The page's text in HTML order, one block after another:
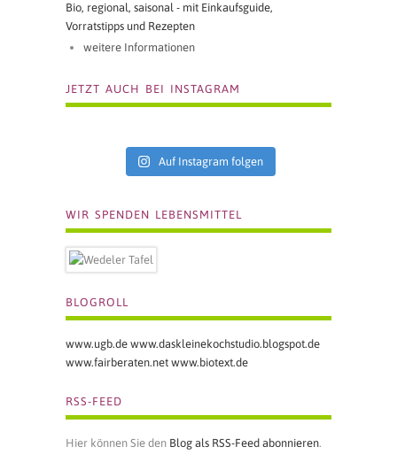
Bio, regional, saisonal - mit Einkaufsguide,
Vorratstipps und Rezepten
weitere Informationen
JETZT AUCH BEI INSTAGRAM
Auf Instagram folgen
WIR SPENDEN LEBENSMITTEL
BLOGROLL
www.ugb.de www.daskleinekochstudio.blogspot.de
www.fairberaten.net www.biotext.de
RSS-FEED
Hier können Sie den Blog als RSS-Feed abonnieren.